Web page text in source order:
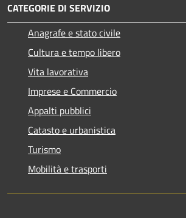
CATEGORIE DI SERVIZIO
Anagrafe e stato civile
Cultura e tempo libero
Vita lavorativa
Imprese e Commercio
Appalti pubblici
Catasto e urbanistica
Turismo
Mobilità e trasporti